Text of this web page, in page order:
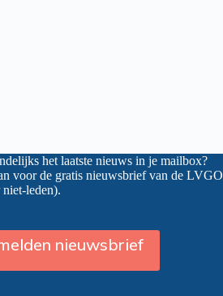
het laatste nieuws in je mailbox?
voor de gratis nieuwsbrief van de LVGO
leden).
nieuwsbrief